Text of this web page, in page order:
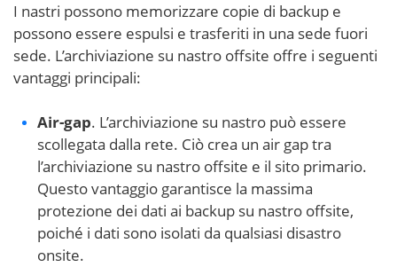
I nastri possono memorizzare copie di backup e
possono essere espulsi e trasferiti in una sede fuori
sede. L’archiviazione su nastro offsite offre i seguenti
vantaggi principali:
Air-gap. L’archiviazione su nastro può essere
scollegata dalla rete. Ciò crea un air gap tra
l’archiviazione su nastro offsite e il sito primario.
Questo vantaggio garantisce la massima
protezione dei dati ai backup su nastro offsite,
poiché i dati sono isolati da qualsiasi disastro
onsite.